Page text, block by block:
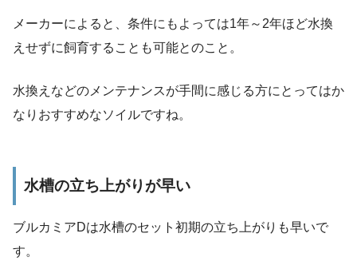
メーカーによると、 条件にもよっては1年～2年ほど水換
えせずに飼育することも可能とのこと。
水換えなどのメンテナンスが手間に感じる方にとってはか
なりおすすめなソイルですね。
水槽の立ち上がりが早い
ブルカミアDは水槽のセット初期の立ち上がりも早いで
す。